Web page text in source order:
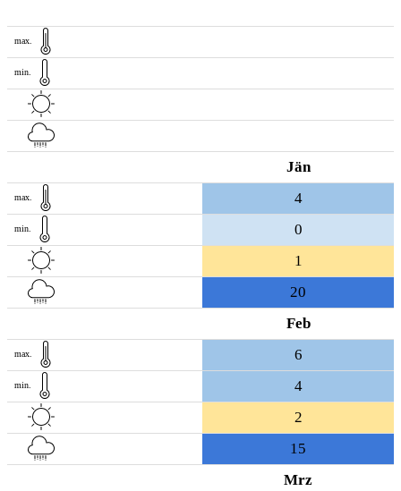
max.
min.
Jän
max. 4
min.
0
1
20
Feb
max. 6
min.
4
2
15
Mrz